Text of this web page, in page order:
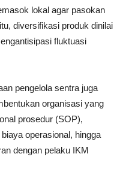
lokal agar pasokan
diversifikasi produk dinilai
fluktuasi
pengelola sentra juga
organisasi yang
prosedur (SOP),
operasional, hingga
dengan pelaku IKM